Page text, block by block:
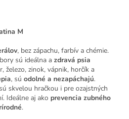
M
, bez zápachu, farbív a chémie.
sú ideálna a zdravá psia
železo, zinok, vápnik, horčík a
, sú odolné a nezapáchajú.
skvelou hračkou i pre ozajstných
Ideálne aj ako prevencia zubného
.